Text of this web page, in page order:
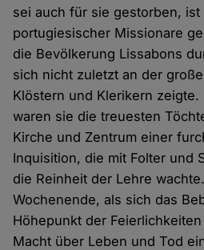
sei auch für sie gestorben,
portugiesischer Missionare
die Bevölkerung Lissabons
sich nicht zuletzt an der
Klöstern und Klerikern
waren sie die treuesten
Kirche und Zentrum einer
Inquisition, die mit Folter und
die Reinheit der Lehre
Wochenende, als sich das
Höhepunkt der
Macht über Leben und Tod